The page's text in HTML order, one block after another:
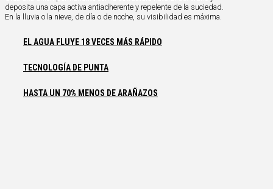
deposita una capa activa antiadherente y repelente de la suciedad.
En la lluvia o la nieve, de día o de noche, su visibilidad es máxima.
EL AGUA FLUYE 18 VECES MÁS RÁPIDO
TECNOLOGÍA DE PUNTA
HASTA UN 70% MENOS DE ARAÑAZOS